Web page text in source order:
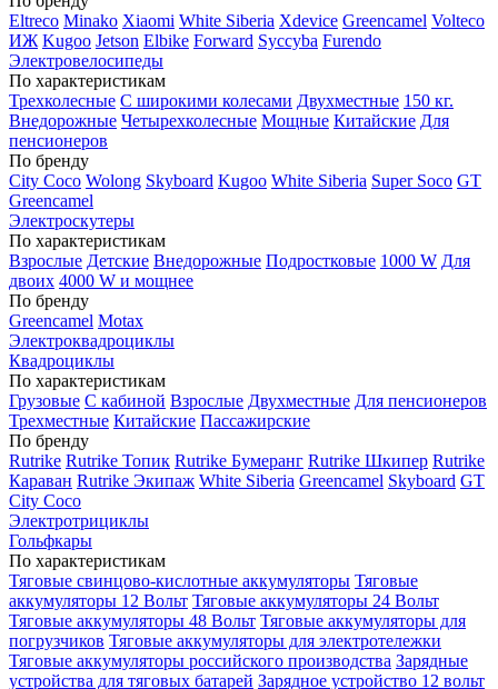
Eltreco Minako Xiaomi White Siberia Xdevice Greencamel Volteco
ИЖ Kugoo Jetson Elbike Forward Syccyba Furendo
Электровелосипеды
По характеристикам
Трехколесные С широкими колесами Двухместные 150 кг.
Внедорожные Четырехколесные Мощные Китайские Для
пенсионеров
По бренду
City Coco Wolong Skyboard Kugoo White Siberia Super Soco GT
Greencamel
Электроскутеры
По характеристикам
Взрослые Детские Внедорожные Подростковые 1000 W Для
двоих 4000 W и мощнее
По бренду
Greencamel Motax
Электроквадроциклы
Квадроциклы
По характеристикам
Грузовые С кабиной Взрослые Двухместные Для пенсионеров
Трехместные Китайские Пассажирские
По бренду
Rutrike Rutrike Топик Rutrike Бумеранг Rutrike Шкипер Rutrike
Караван Rutrike Экипаж White Siberia Greencamel Skyboard GT
City Coco
Электротрициклы
Гольфкары
По характеристикам
Тяговые свинцово-кислотные аккумуляторы Тяговые
аккумуляторы 12 Вольт Тяговые аккумуляторы 24 Вольт
Тяговые аккумуляторы 48 Вольт Тяговые аккумуляторы для
погрузчиков Тяговые аккумуляторы для электротележки
Тяговые аккумуляторы российского производства Зарядные
устройства для тяговых батарей Зарядное устройство 12 вольт